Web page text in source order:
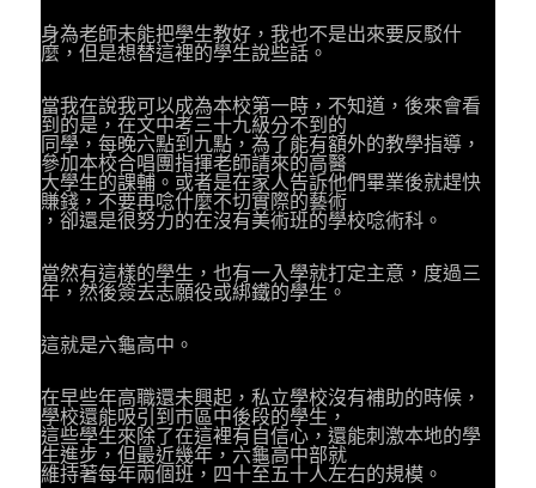
身為老師未能把學生教好，我也不是出來要反駁什
麼，但是想替這裡的學生說些話。
當我在說我可以成為本校第一時，不知道，後來會看
到的是，在文中考三十九級分不到的
同學，每晚六點到九點，為了能有額外的教學指導，
參加本校合唱團指揮老師請來的高醫
大學生的課輔。或者是在家人告訴他們畢業後就趕快
賺錢，不要再唸什麼不切實際的藝術
，卻還是很努力的在沒有美術班的學校唸術科。
當然有這樣的學生，也有一入學就打定主意，度過三
年，然後簽去志願役或綁鐵的學生。
這就是六龜高中。
在早些年高職還未興起，私立學校沒有補助的時候，
學校還能吸引到市區中後段的學生，
這些學生來除了在這裡有自信心，還能刺激本地的學
生進步，但最近幾年，六龜高中部就
維持著每年兩個班，四十至五十人左右的規模。